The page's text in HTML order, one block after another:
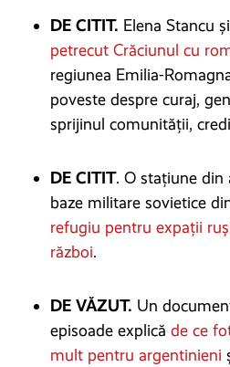
DE CITIT. Elena Stancu
petrecut Crăciunul cu
regiunea Emilia-
poveste despre curaj,
sprijinul comunității,
DE CITIT. O stațiune din
baze militare sovietice
refugiu pentru expații
război.
DE VĂZUT. Un
episoade explică de ce
mult pentru argentinieni